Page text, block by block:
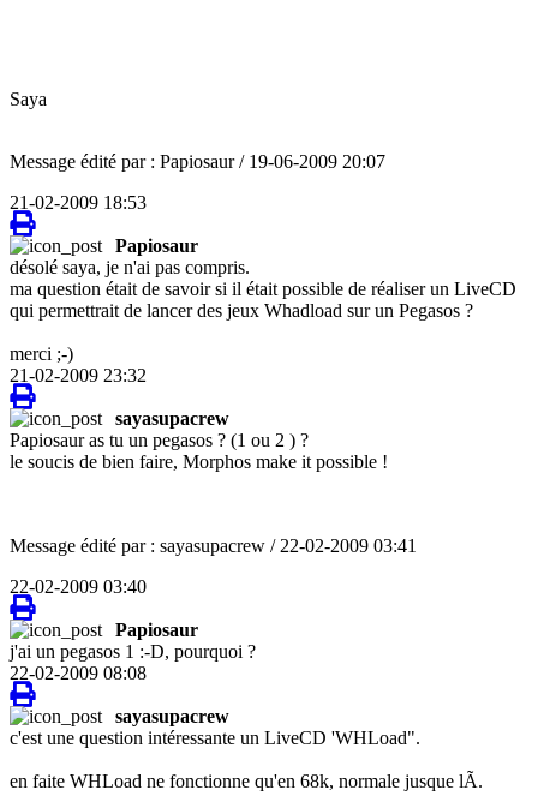
Saya
Message édité par : Papiosaur / 19-06-2009 20:07
21-02-2009 18:53
Papiosaur
désolé saya, je n'ai pas compris.
ma question était de savoir si il était possible de réaliser un LiveCD
qui permettrait de lancer des jeux Whadload sur un Pegasos ?
merci ;-)
21-02-2009 23:32
sayasupacrew
Papiosaur as tu un pegasos ? (1 ou 2 ) ?
le soucis de bien faire, Morphos make it possible !
Message édité par : sayasupacrew / 22-02-2009 03:41
22-02-2009 03:40
Papiosaur
j'ai un pegasos 1 :-D, pourquoi ?
22-02-2009 08:08
sayasupacrew
c'est une question intéressante un LiveCD 'WHLoad".
en faite WHLoad ne fonctionne qu'en 68k, normale jusque lÃ.